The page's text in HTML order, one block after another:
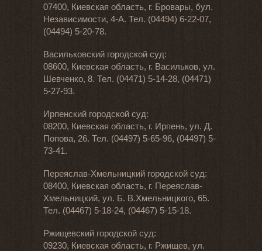
07400, Киевская область, г. Бровары, бул.
Независимости, 4-А. Тел. (04494) 6-22-07,
(04494) 5-20-78.
Васильковский городской суд:
08600, Киевская область, г. Васильков, ул.
Шевченко, 8. Тел. (04471) 5-14-28, (04471)
5-27-93.
Ирпенский городской суд:
08200, Киевская область, г. Ирпень, ул. Д.
Попова, 26. Тел. (04497) 5-65-96, (04497) 5-
73-41.
Переяслав-Хмельницкий городской суд:
08400, Киевская область, г. Переяслав-
Хмельницкий, ул. Б. В.Хмельницкого, 65.
Тел. (04467) 5-18-24, (04467) 5-15-18.
Ржищевский городской суд:
09230, Киевская область, г. Ржищев, ул.